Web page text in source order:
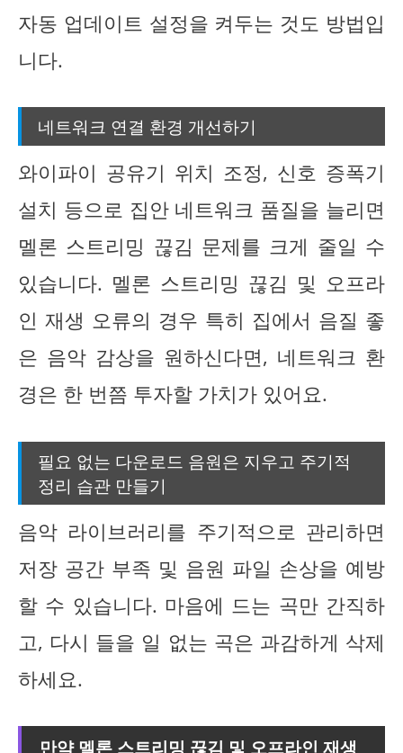
자동 업데이트 설정을 켜두는 것도 방법입
니다.
네트워크 연결 환경 개선하기
와이파이 공유기 위치 조정, 신호 증폭기
설치 등으로 집안 네트워크 품질을 늘리면
멜론 스트리밍 끊김 문제를 크게 줄일 수
있습니다. 멜론 스트리밍 끊김 및 오프라
인 재생 오류의 경우 특히 집에서 음질 좋
은 음악 감상을 원하신다면, 네트워크 환
경은 한 번쯤 투자할 가치가 있어요.
필요 없는 다운로드 음원은 지우고 주기적
정리 습관 만들기
음악 라이브러리를 주기적으로 관리하면
저장 공간 부족 및 음원 파일 손상을 예방
할 수 있습니다. 마음에 드는 곡만 간직하
고, 다시 들을 일 없는 곡은 과감하게 삭제
하세요.
만약 멜론 스트리밍 끊김 및 오프라인 재생